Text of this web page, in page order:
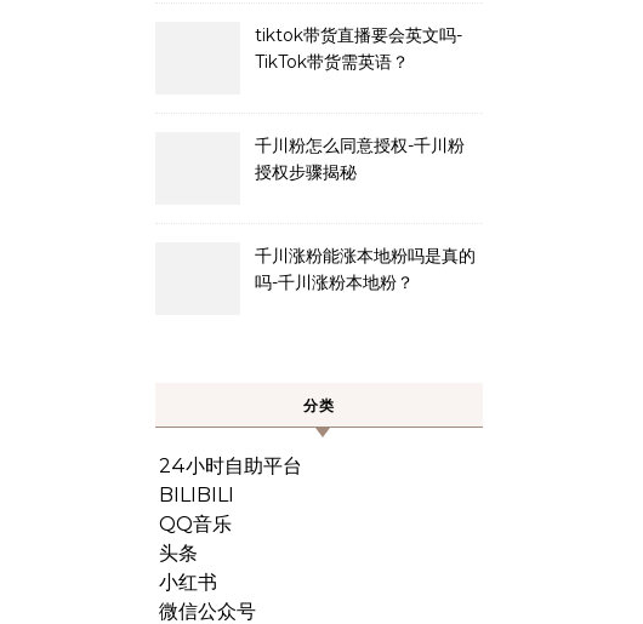
tiktok带货直播要会英文吗-
TikTok带货需英语？
千川粉怎么同意授权-千川粉
授权步骤揭秘
千川涨粉能涨本地粉吗是真的
吗-千川涨粉本地粉？
分类
24小时自助平台
BILIBILI
QQ音乐
头条
小红书
微信公众号